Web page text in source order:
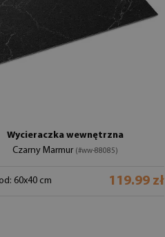
Wycieraczka wewnętrzna
Czarny Marmur (#ww-88085)
60x40 cm 119.99 zł